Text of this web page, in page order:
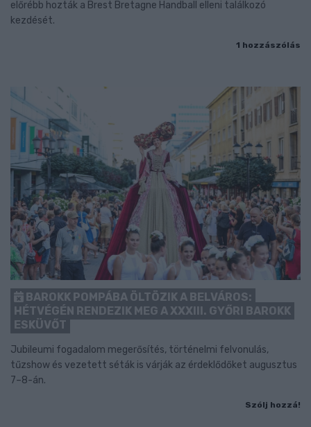
előrébb hozták a Brest Bretagne Handball elleni találkozó
kezdését.
1 hozzászólás
BAROKK POMPÁBA ÖLTÖZIK A BELVÁROS:
HÉTVÉGÉN RENDEZIK MEG A XXXIII. GYŐRI BAROKK
ESKÜVŐT
Jubileumi fogadalom megerősítés, történelmi felvonulás,
tűzshow és vezetett séták is várják az érdeklődőket augusztus
7–8-án.
Szólj hozzá!